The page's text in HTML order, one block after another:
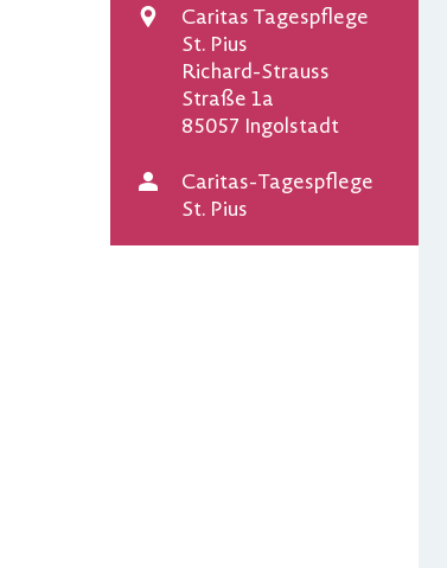
Veranstaltungsort
Caritas Tagespflege
St. Pius
Richard-Strauss
Straße 1a
85057 Ingolstadt
Veranstalter
Caritas-Tagespflege
St. Pius